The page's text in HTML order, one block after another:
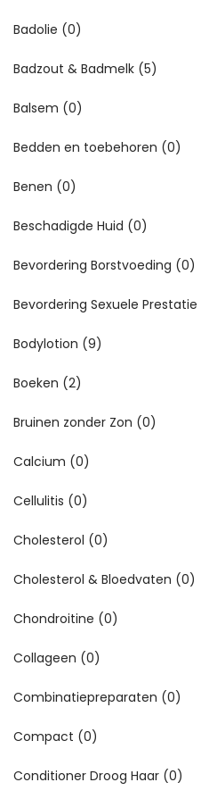
Badolie (0)
Badzout & Badmelk (5)
Balsem (0)
Bedden en toebehoren (0)
Benen (0)
Beschadigde Huid (0)
Bevordering Borstvoeding (0)
Bevordering Sexuele Prestatie
Bodylotion (9)
Boeken (2)
Bruinen zonder Zon (0)
Calcium (0)
Cellulitis (0)
Cholesterol (0)
Cholesterol & Bloedvaten (0)
Chondroitine (0)
Collageen (0)
Combinatiepreparaten (0)
Compact (0)
Conditioner Droog Haar (0)